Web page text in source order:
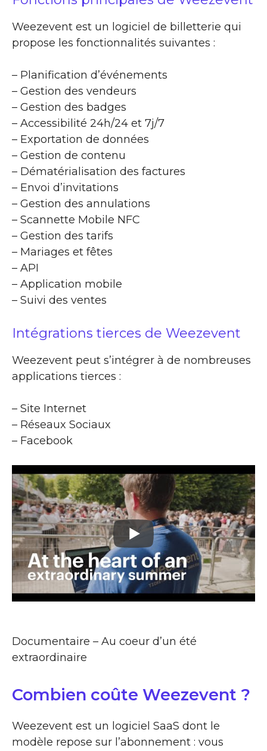
Weezevent est un logiciel de billetterie qui
propose les fonctionnalités suivantes :
– Planification d’événements
– Gestion des vendeurs
– Gestion des badges
– Accessibilité 24h/24 et 7j/7
– Exportation de données
– Gestion de contenu
– Dématérialisation des factures
– Envoi d’invitations
– Gestion des annulations
– Scannette Mobile NFC
– Gestion des tarifs
– Mariages et fêtes
– API
– Application mobile
– Suivi des ventes
Intégrations tierces de Weezevent
Weezevent peut s’intégrer à de nombreuses
applications tierces :
– Site Internet
– Réseaux Sociaux
– Facebook
Documentaire – Au coeur d’un été
extraordinaire
Combien coûte Weezevent ?
Weezevent est un logiciel SaaS dont le
modèle repose sur l’abonnement : vous